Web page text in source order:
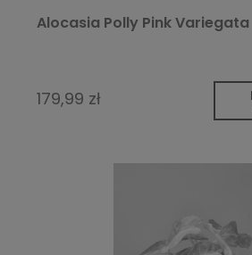
Alocasia Polly Pink Variegata
179,99 zł